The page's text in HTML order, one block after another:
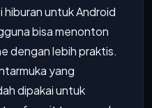
hiburan untuk Android
bisa menonton
dengan lebih praktis.
yang
dipakai untuk